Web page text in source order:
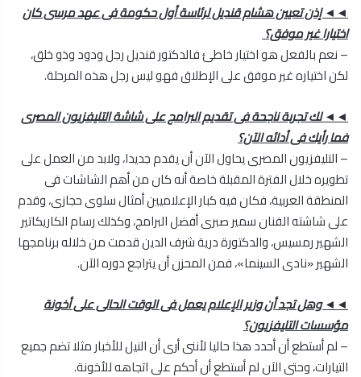
◄◄ إذن تعيين هشام قنديل لرئاسة أول حكومة فى عهد مرسى كان
اختيارا غير موفق؟
– نعم بالفعل هو اختيار خاطئ فالدكتور قنديل رجل ودود وذو خلق،
لكن اختياره غير موفق على الإطلاق فهو ليس رجل هذه المرحلة.
◄◄ لك تجربة ناجحة فى تقديم البرامج على شاشة التليفزيون المصرى
فما رأيك فى أدائه الآن؟
– التليفزيون المصرى يحاول الآن أن يقدم جديدا، ولابد من العمل على
تطويره خلال الفترة المقبلة خاصة أنه كان من أهم الشاشات فى
المنطقة العربية، فكان فيه كبار الإعلاميين أمثال سلوى حجازى، وقدم
على شاشته الفنان سمير صبرى أفضل البرامج، وكذلك رسام الكاريكاتير
الشهير رمسيس، والدكتورة درية شرف الدين قدمت من خلاله برنامجها
الشهير «نادى السينما»، فمن المحزن أن يتراجع دوره الآن.
◄◄ وهل تجد أن وزير الإعلام يعمل فى الوقت الحالى على أخونة
مؤسسات التليفزيون؟
– لم أستطع أن أحدد هذا حاليا لأننى أرى أن النيل للأخبار مثلا تضم جميع
التيارات، وحتى الآن لم أستطع أن أحكم على اتجاهه للأخونة.